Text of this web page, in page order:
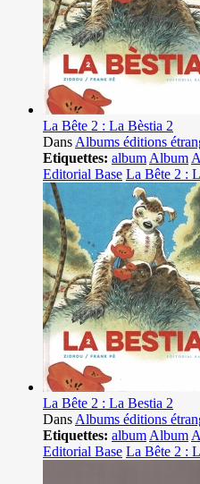
La Bête 2 : La Bèstia 2
Dans Albums éditions
Etiquettes: album Album
Editorial Base La Bête 2 :
La Bête 2 : La Bestia 2
Dans Albums éditions
Etiquettes: album Album
Editorial Base La Bête 2 :